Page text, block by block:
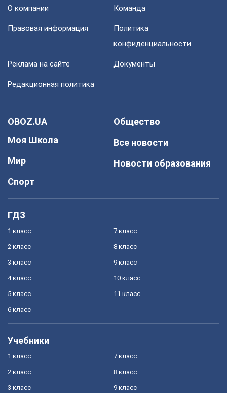
О компании Команда
Правовая информация
Политика
конфиденциальности
Реклама на сайте Документы
Редакционная политика
OBOZ.UA
Моя Школа
Мир
Спорт
Общество
Все новости
Новости образования
ГДЗ
1 класс
2 класс
3 класс
4 класс
5 класс
6 класс
7 класс
8 класс
9 класс
10 класс
11 класс
Учебники
1 класс
2 класс
3 класс
7 класс
8 класс
9 класс